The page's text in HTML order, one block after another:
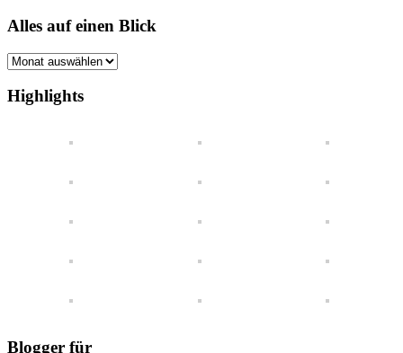
Alles auf einen Blick
Alles
einen
Blick
Highlights
Blogger für